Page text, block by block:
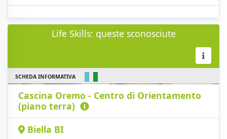
Life Skills: queste sconosciute
SCHEDA INFORMATIVA
Cascina Oremo - Centro di Orientamento
(piano terra)
Biella BI